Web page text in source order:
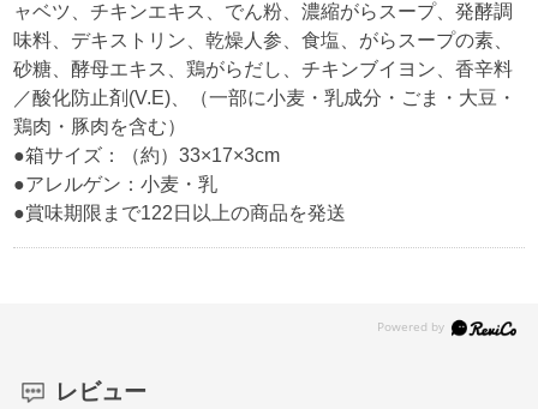
ャベツ、チキンエキス、でん粉、濃縮がらスープ、発酵調
味料、デキストリン、乾燥人参、食塩、がらスープの素、
砂糖、酵母エキス、鶏がらだし、チキンブイヨン、香辛料
／酸化防止剤(V.E)、（一部に小麦・乳成分・ごま・大豆・
鶏肉・豚肉を含む）
●箱サイズ：（約）33×17×3cm
●アレルゲン：小麦・乳
●賞味期限まで122日以上の商品を発送
レビュー